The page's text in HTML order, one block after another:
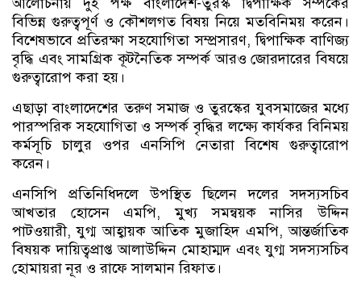
বিভিন্ন গুরুত্বপূর্ণ ও কৌশলগত বিষয় নিয়ে মতবিনিময় করেন।
বিশেষভাবে প্রতিরক্ষা সহযোগিতা সম্প্রসারণ, দ্বিপাক্ষিক বাণিজ্য
বৃদ্ধি এবং সামগ্রিক কূটনৈতিক সম্পর্ক আরও জোরদারের বিষয়ে
গুরুত্বারোপ করা হয়।
এছাড়া বাংলাদেশের তরুণ সমাজ ও তুরস্কের যুবসমাজের মধ্যে
পারস্পরিক সহযোগিতা ও সম্পর্ক বৃদ্ধির লক্ষ্যে কার্যকর বিনিময়
কর্মসূচি চালুর ওপর এনসিপি নেতারা বিশেষ গুরুত্বারোপ
করেন।
এনসিপি প্রতিনিধিদলে উপস্থিত ছিলেন দলের সদস্যসচিব
আখতার হোসেন এমপি, মুখ্য সমন্বয়ক নাসির উদ্দিন
পাটওয়ারী, যুগ্ম আহ্বায়ক আতিক মুজাহিদ এমপি, আন্তর্জাতিক
বিষয়ক দায়িত্বপ্রাপ্ত আলাউদ্দিন মোহাম্মদ এবং যুগ্ম সদস্যসচিব
হোমায়রা নূর ও রাফে সালমান রিফাত।